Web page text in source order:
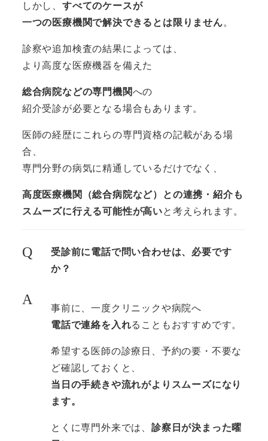
しかし、 すべてのケースが
一つの医療機関で解決できるとは限りません。
診察や追加検査の結果によっては、
より高度な医療機器を備えた
総合病院などの専門機関への
紹介受診が必要となる場合もあります。
医師の経歴にこれらの専門資格の記載がある場
合、
専門分野の病気に精通しているだけでなく、
高度医療機関（総合病院など）との連携・紹介も
スムーズに行える可能性が高いと考えられます。
Q
受診前に電話で問い合わせは、必要です
か？
A
事前に、一度クリニックや病院へ
電話で連絡を入れることもおすすめです。
希望する医師の診療日、予約の要・不要な
ど確認しておくと、
当日の手続きや流れがよりスムーズになり
ます。
とくに専門外来では、 診察日が決まった曜